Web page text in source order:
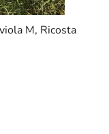
M, Ricosta